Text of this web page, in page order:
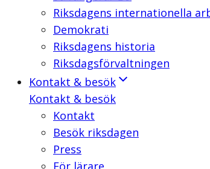
Riksdagens internationella
Demokrati
Riksdagens historia
Riksdagsförvaltningen
Kontakt & besök
Kontakt & besök
Kontakt
Besök riksdagen
Press
För lärare